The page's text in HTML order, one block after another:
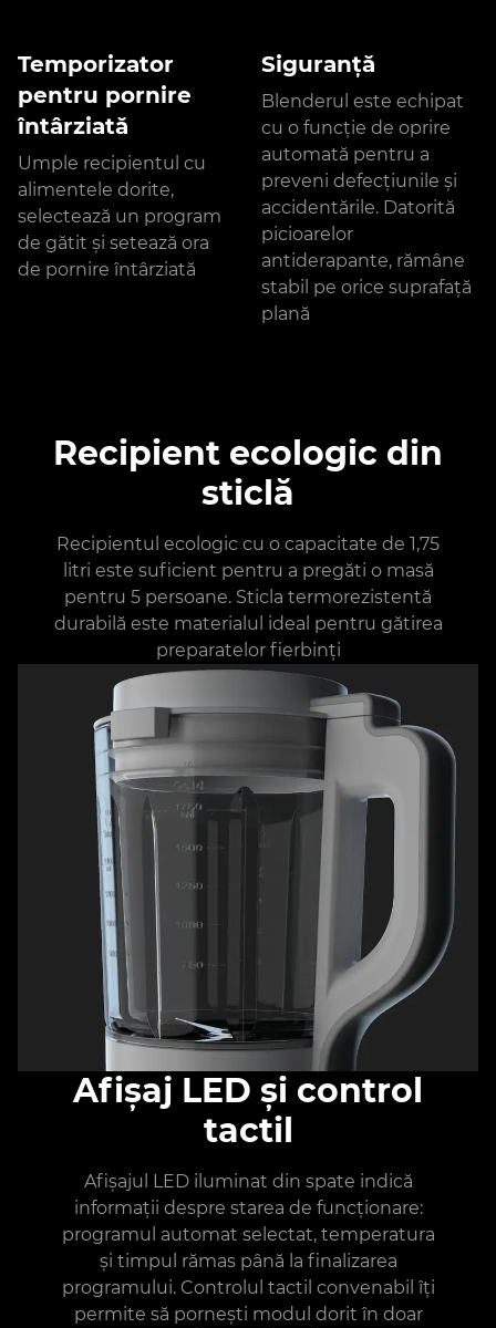
Temporizator
pentru pornire
întârziată
Umple recipientul cu
alimentele dorite,
selectează un program
de gătit și setează ora
de pornire întârziată
Siguranță
Blenderul este echipat
cu o funcție de oprire
automată pentru a
preveni defecțiunile și
accidentările. Datorită
picioarelor
antiderapante, rămâne
stabil pe orice suprafață
plană
Recipient ecologic din
sticlă
Recipientul ecologic cu o capacitate de 1,75
litri este suficient pentru a pregăti o masă
pentru 5 persoane. Sticla termorezistentă
durabilă este materialul ideal pentru gătirea
preparatelor fierbinți
Afișaj LED și control
tactil
Afișajul LED iluminat din spate indică
informații despre starea de funcționare:
programul automat selectat, temperatura
și timpul rămas până la finalizarea
programului. Controlul tactil convenabil îți
permite să pornești modul dorit în doar